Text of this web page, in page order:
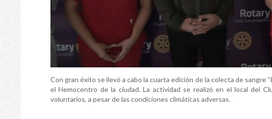
Con gran éxito se llevó a cabo la cuarta edición de la colecta de sangre
el Hemocentro de la ciudad. La actividad se realizó en el local del
voluntarios, a pesar de las condiciones climáticas adversas.